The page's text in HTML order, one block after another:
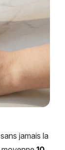
jamais la